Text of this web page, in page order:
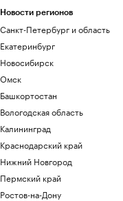
о
Новости регионов
Санкт-Петербург и область
Екатеринбург
Новосибирск
Омск
Башкортостан
Вологодская область
Калининград
Краснодарский край
Нижний Новгород
Пермский край
Ростов-на-Дону